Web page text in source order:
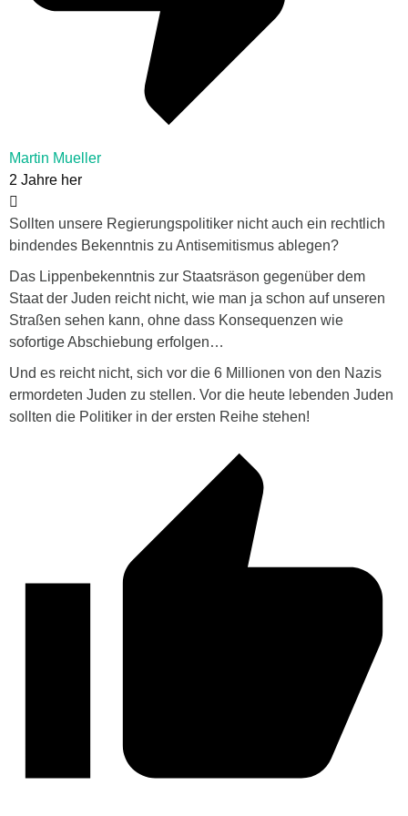
Martin Mueller
2 Jahre her
Sollten unsere Regierungspolitiker nicht auch ein rechtlich
bindendes Bekenntnis zu Antisemitismus ablegen?
Das Lippenbekenntnis zur Staatsräson gegenüber dem
Staat der Juden reicht nicht, wie man ja schon auf unseren
Straßen sehen kann, ohne dass Konsequenzen wie
sofortige Abschiebung erfolgen…
Und es reicht nicht, sich vor die 6 Millionen von den Nazis
ermordeten Juden zu stellen. Vor die heute lebenden Juden
sollten die Politiker in der ersten Reihe stehen!